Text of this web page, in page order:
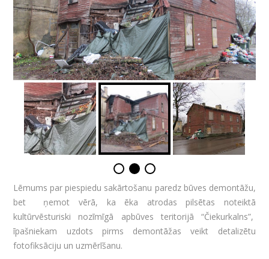
Lēmums par piespiedu sakārtošanu paredz būves demontāžu,
bet ņemot vērā, ka ēka atrodas pilsētas noteiktā
kultūrvēsturiski nozīmīgā apbūves teritorijā “Čiekurkalns”,
īpašniekam uzdots pirms demontāžas veikt detalizētu
fotofiksāciju un uzmērīšanu.